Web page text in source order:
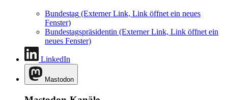
Bundestag (Externer Link, Link öffnet ein neues
Fenster)
Bundestagspräsidentin (Externer Link, Link öffnet ein
neues Fenster)
LinkedIn
Mastodon